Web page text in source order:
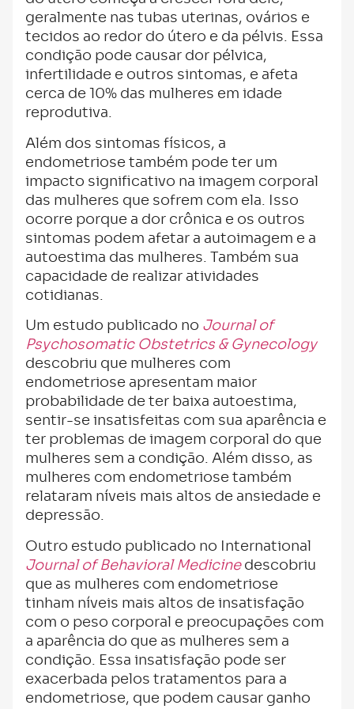
geralmente nas tubas uterinas, ovários e
tecidos ao redor do útero e da pélvis. Essa
condição pode causar dor pélvica,
infertilidade e outros sintomas, e afeta
cerca de 10% das mulheres em idade
reprodutiva.
Além dos sintomas físicos, a
endometriose também pode ter um
impacto significativo na imagem corporal
das mulheres que sofrem com ela. Isso
ocorre porque a dor crônica e os outros
sintomas podem afetar a autoimagem e a
autoestima das mulheres. Também sua
capacidade de realizar atividades
cotidianas.
Um estudo publicado no Journal of
Psychosomatic Obstetrics & Gynecology
descobriu que mulheres com
endometriose apresentam maior
probabilidade de ter baixa autoestima,
sentir-se insatisfeitas com sua aparência e
ter problemas de imagem corporal do que
mulheres sem a condição. Além disso, as
mulheres com endometriose também
relataram níveis mais altos de ansiedade e
depressão.
Outro estudo publicado no International
Journal of Behavioral Medicinedescobriu
que as mulheres com endometriose
tinham níveis mais altos de insatisfação
com o peso corporal e preocupações com
a aparência do que as mulheres sem a
condição. Essa insatisfação pode ser
exacerbada pelos tratamentos para a
endometriose, que podem causar ganho